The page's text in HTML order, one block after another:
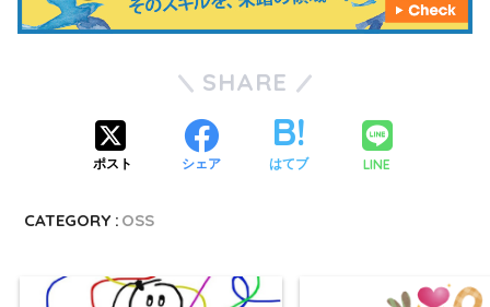
SHARE
ポスト シェア はてブ LINE
CATEGORY : OSS